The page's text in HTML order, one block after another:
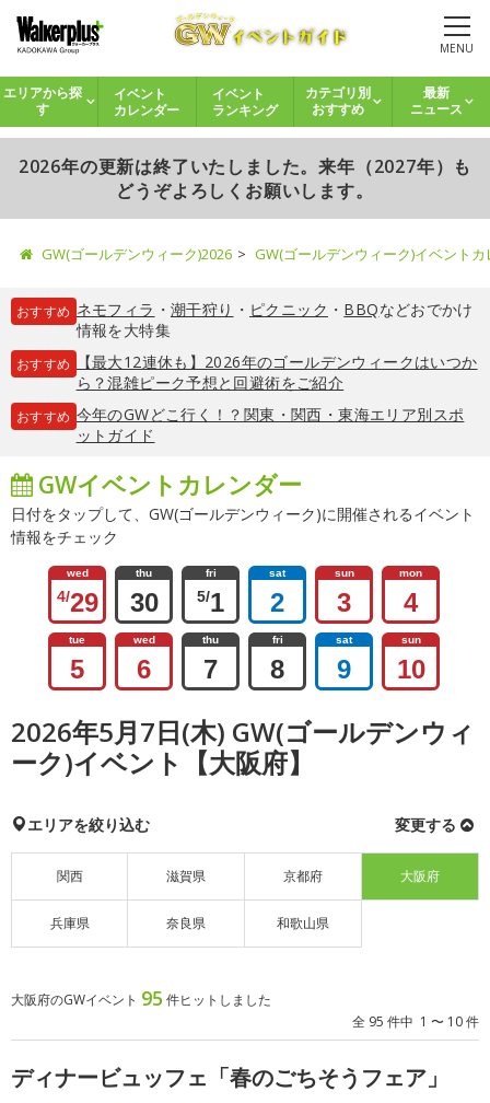
MENU
エリアから探
す
イベント
カレンダー
イベント
ランキング
カテゴリ別
おすすめ
最新
ニュース
2026年の更新は終了いたしました。来年（2027年）も
どうぞよろしくお願いします。
GW(ゴールデンウィーク)2026 GW(ゴールデンウィーク)イベント
おすすめ ネモフィラ ・ 潮干狩り ・ ピクニック ・ BBQなどおでかけ
情報を大特集
おすすめ
【最大12連休も】2026年のゴールデンウィークはいつか
ら？混雑ピーク予想と回避術をご紹介
おすすめ 今年のGWどこ行く！？関東・関西・東海エリア別スポ
ットガイド
GWイベントカレンダー
日付をタップして、GW(ゴールデンウィーク)に開催されるイベント
情報をチェック
wed
4/29
thu
30
fri
5/1
sat
2
sun
3
mon
4
tue
5
wed
6
thu
7
fri
8
sat
9
sun
10
2026年5月7日(木) GW(ゴールデンウィ
ーク)イベント【大阪府】
エリアを絞り込む 変更する
関西 滋賀県 京都府 大阪府
兵庫県 奈良県 和歌山県
大阪府のGWイベント 95 件ヒットしました
全 95 件中 1 〜 10 件
ディナービュッフェ「春のごちそうフェア」